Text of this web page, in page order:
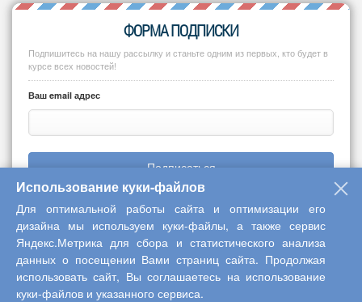
ФОРМА ПОДПИСКИ
Подпишитесь на нашу рассылку и станьте одним из первых, кто будет в
курсе всех новостей!
Ваш email адрес
Подписаться
Copyright © 2013-2026 Центр научного сотрудничества «Интерактив
плюс»
Использование куки-файлов
Для оптимальной работы сайта и оптимизации его
дизайна мы используем куки-файлы, а также сервис
Яндекс.Метрика для сбора и статистического анализа
данных о посещении Вами страниц сайта. Продолжая
использовать сайт, Вы соглашаетесь на использование
куки-файлов и указанного сервиса.